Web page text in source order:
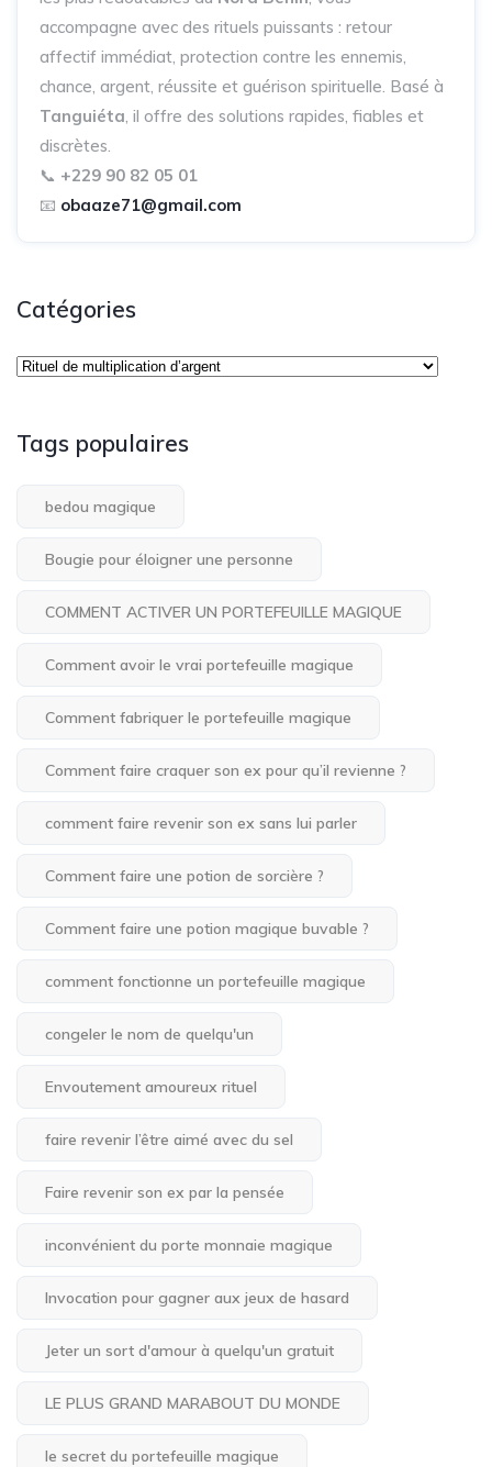
accompagne avec des rituels puissants : retour
affectif immédiat, protection contre les ennemis,
chance, argent, réussite et guérison spirituelle. Basé à
Tanguiéta, il offre des solutions rapides, fiables et
discrètes.
📞 +229 90 82 05 01
📧 obaaze71@gmail.com
Catégories
Tags populaires
bedou magique
Bougie pour éloigner une personne
COMMENT ACTIVER UN PORTEFEUILLE MAGIQUE
Comment avoir le vrai portefeuille magique
Comment fabriquer le portefeuille magique
Comment faire craquer son ex pour qu’il revienne ?
comment faire revenir son ex sans lui parler
Comment faire une potion de sorcière ?
Comment faire une potion magique buvable ?
comment fonctionne un portefeuille magique
congeler le nom de quelqu'un
Envoutement amoureux rituel
faire revenir l’être aimé avec du sel
Faire revenir son ex par la pensée
inconvénient du porte monnaie magique
Invocation pour gagner aux jeux de hasard
Jeter un sort d'amour à quelqu'un gratuit
LE PLUS GRAND MARABOUT DU MONDE
le secret du portefeuille magique